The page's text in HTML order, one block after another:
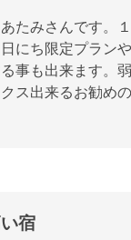
たみさんです。
にち限定プラン
事も出来ます。
ス出来るお勧めの
宿